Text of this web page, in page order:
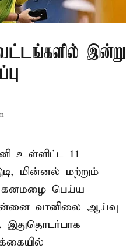
இன்று
உள்ளிட்ட 11
மின்னல் மற்றும்
கனமழை பெய்ய
வானிலை ஆய்வு
இதுதொடர்பாக